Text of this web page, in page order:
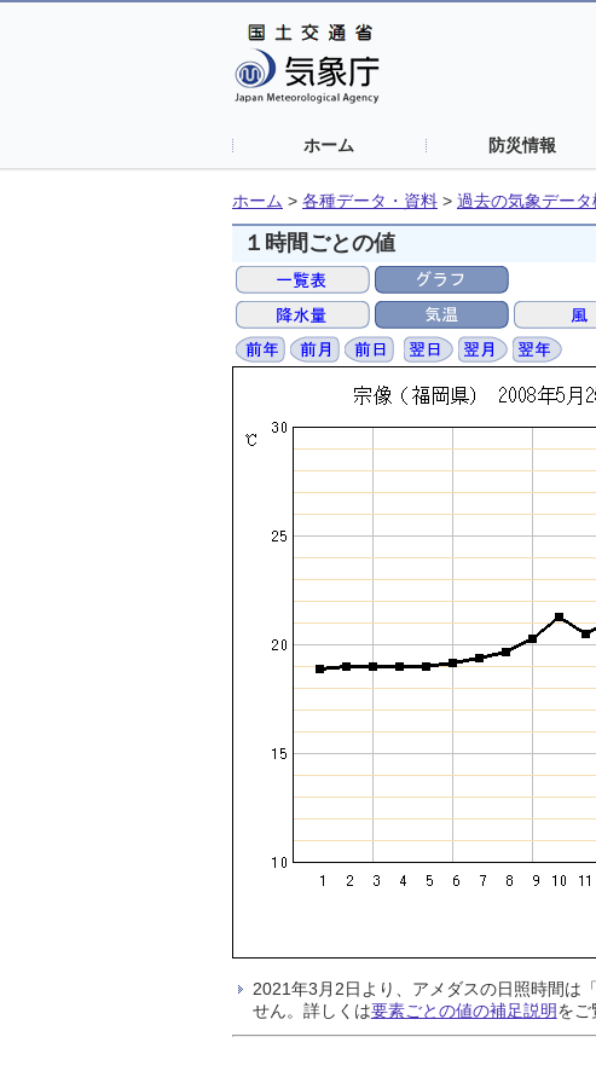
ホーム 防災情報
ホーム > 各種データ・資料 > 過去の気象データ
１時間ごとの値
2021年3月2日より、アメダスの日照時間は
せん。詳しくは要素ごとの値の補足説明をご